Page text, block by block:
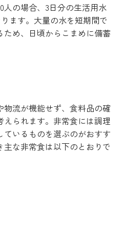
人の場合、3日分の生活用水
ます。大量の水を短期間で
ため、日頃からこまめに備蓄
流が機能せず、食料品の確
られます。非常食には調理
いるものを選ぶのがおすす
な非常食は以下のとおりで